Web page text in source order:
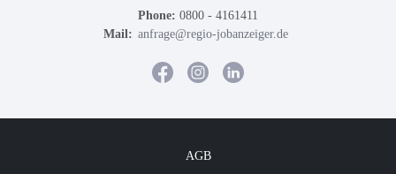
Phone: 0800 - 4161411
Mail: anfrage@regio-jobanzeiger.de
AGB